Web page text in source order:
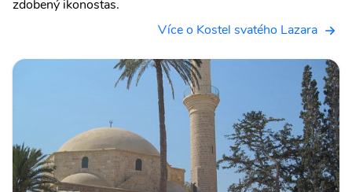
zdobený ikonostas.
Více o Kostel svatého Lazara